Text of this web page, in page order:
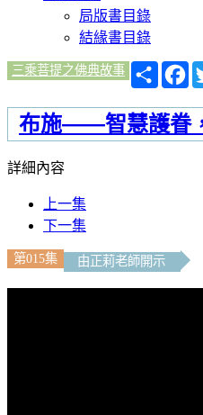
局版書目錄
結緣書目錄
三乘菩提之佛典故事
分
享
布施——智慧護眷
詳細內容
上一集
下一集
第015集 由正莉老師開示